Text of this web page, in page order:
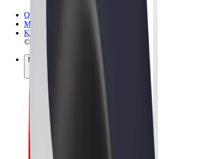
Qaydalar və Şərtlər
Məxfilik
Kukilər
© 2026 Bolt Technology OÜ
Məhsullar
Gedişlər
Skuterlər
Bolt Market
Bolt Food
Bolt Drive